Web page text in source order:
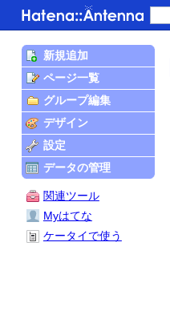
新規追加
ページ一覧
グループ編集
デザイン
設定
データの管理
関連ツール
Myはてな
ケータイで使う